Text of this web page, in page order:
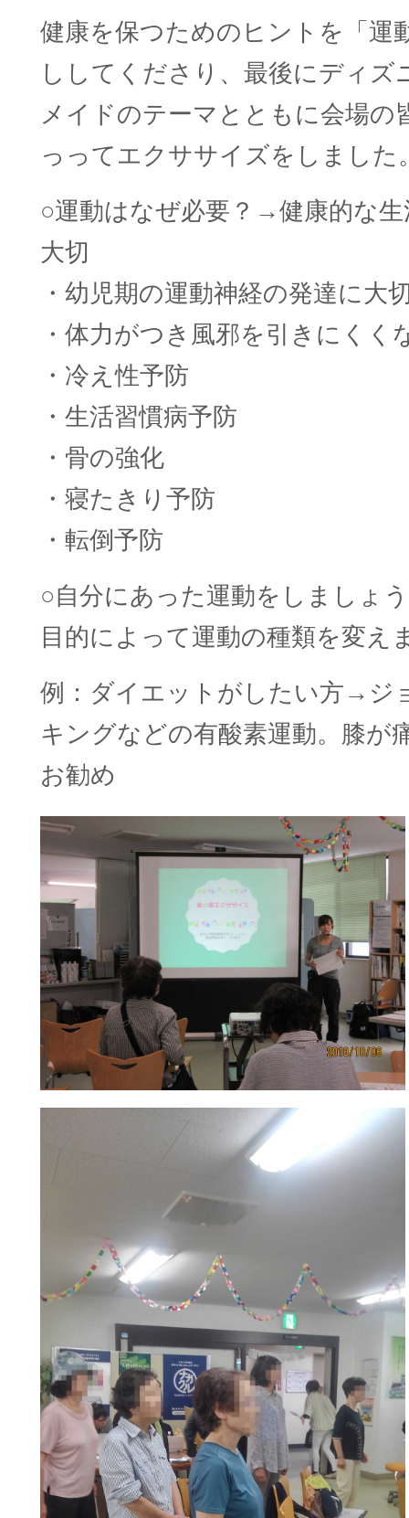
健康を保つためのヒントを「運
ししてくださり、最後にディズ
メイドのテーマとともに会場の
っってエクササイズをしました
○運動はなぜ必要？→健康的な
大切
・幼児期の運動神経の発達に大
・体力がつき風邪を引きにくく
・冷え性予防
・生活習慣病予防
・骨の強化
・寝たきり予防
・転倒予防
○自分にあった運動をしましょ
目的によって運動の種類を変え
例：ダイエットがしたい方→ジ
キングなどの有酸素運動。膝が
お勧め